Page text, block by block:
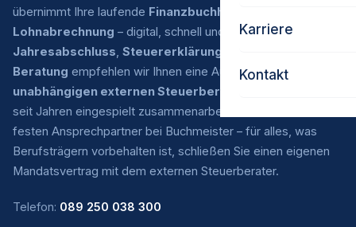
Karriere
Kontakt
übernimmt Ihre laufende Finanzbuchhaltung
Lohnabrechnung – digital, schnell und zu fairen Preisen. Für
Jahresabschluss, Steuererklärung
Beratung empfehlen wir Ihnen eine Auswahl an
unabhängigen externen Steuerberatern
seit Jahren eingespielt zusammenarbeiten. Sie haben einen
festen Ansprechpartner bei Buchmeister – für alles, was
Berufsträgern vorbehalten ist, schließen Sie einen eigenen
Mandatsvertrag mit dem externen Steuerberater.
Telefon: 089 250 038 300